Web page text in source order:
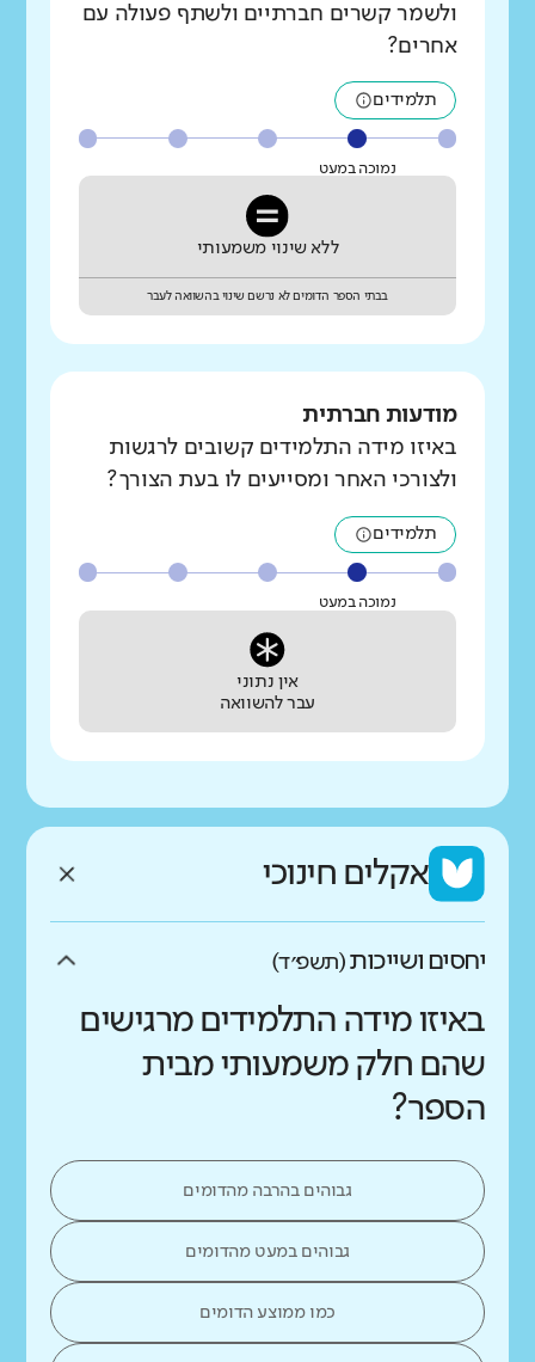
ולשמר קשרים חברתיים ולשתף פעולה עם
אחרים?
תלמידים
נמוכה במעט
ללא שינוי משמעותי
בבתי הספר הדומים לא נרשם שינוי בהשוואה לעבר
מודעות חברתית
באיזו מידה התלמידים קשובים לרגשות
ולצורכי האחר ומסייעים לו בעת הצורך?
תלמידים
נמוכה במעט
אין נתוני
עבר להשוואה
אקלים חינוכי
יחסים ושייכות(תשפ״ד)
באיזו מידה התלמידים מרגישים
שהם חלק משמעותי מבית
הספר?
גבוהים בהרבה מהדומים
גבוהים במעט מהדומים
כמו ממוצע הדומים